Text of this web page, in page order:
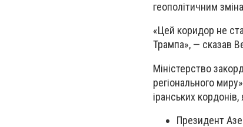
геополітичним
«Цей коридор не
Трампа», — сказав
Міністерство
регіонального
іранських
Президент